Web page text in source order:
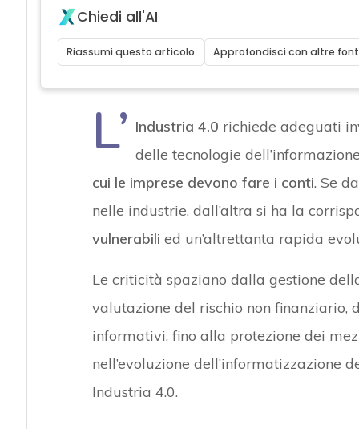
Chiedi all'AI
Riassumi questo articolo Approfondisci con altre
L’ Industria 4.0 richiede adeguati
delle tecnologie
cui le imprese devono fare i conti. Se
nelle industrie, dall’altra si ha la
vulnerabili ed un’altrettanta rapida
Le criticità spaziano dalla gestione
valutazione del rischio non finanziario,
informativi, fino alla protezione dei
nell’evoluzione dell’informatizzazione
Industria 4.0.